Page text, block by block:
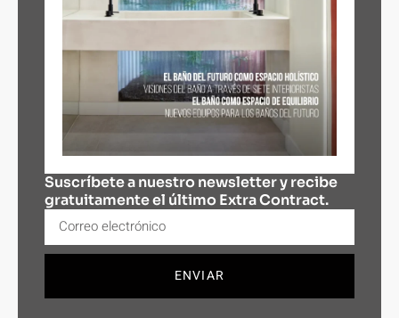
Suscríbete a nuestro newsletter y recibe
gratuitamente el último Extra Contract.
ENVIAR